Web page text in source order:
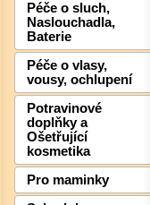
Péče o sluch,
Naslouchadla,
Baterie
Péče o vlasy,
vousy, ochlupení
Potravinové
doplňky a
Ošetřující
kosmetika
Pro maminky